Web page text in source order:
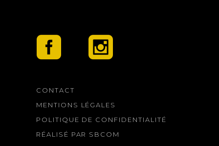
CONTACT
MENTIONS LÉGALES
POLITIQUE DE CONFIDENTIALITÉ
RÉALISÉ PAR SBCOM